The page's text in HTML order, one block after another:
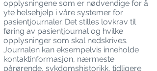
opplysningene som er nødvendige for å
yte helsehjelp i våre systemer for
pasientjournaler. Det stilles lovkrav til
føring av pasientjournal og hvilke
opplysninger som skal nedskrives.
Journalen kan eksempelvis inneholde
kontaktinformasjon, nærmeste
pårørende, sykdomshistorikk, tidligere